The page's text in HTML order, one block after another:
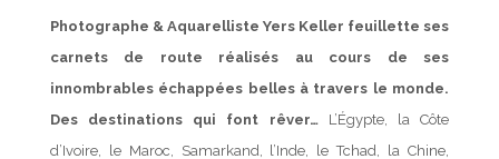
Photographe & Aquarelliste Yers Keller feuillette ses
carnets de route réalisés au cours de ses
innombrables échappées belles à travers le monde.
Des destinations qui font rêver…L’Égypte, la Côte
d’Ivoire, le Maroc, Samarkand, l’Inde, le Tchad, la Chine,